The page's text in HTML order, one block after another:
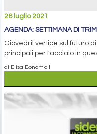
26 luglio 2021
AGENDA: SETTIMANA DI
Giovedì il vertice sul futuro
principali per l'acciaio in
di Elisa Bonomelli